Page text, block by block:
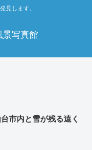
見します。
景写真館
市内と雪が残る遠く